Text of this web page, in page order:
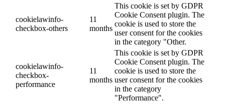
cookielawinfo-
checkbox-others
11
months
This cookie is set by GDPR
Cookie Consent plugin. The
cookie is used to store the
user consent for the cookies
in the category "Other.
cookielawinfo-
checkbox-
performance
11
months
This cookie is set by GDPR
Cookie Consent plugin. The
cookie is used to store the
user consent for the cookies
in the category
"Performance".